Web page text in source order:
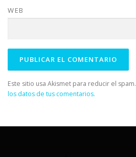
WEB
Este sitio usa Akismet para reducir el spam.
los datos de tus comentarios.